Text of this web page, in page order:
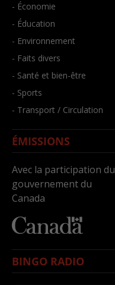
- Économie
- Éducation
- Environnement
- Faits divers
- Santé et bien-être
- Sports
- Transport / Circulation
ÉMISSIONS
Avec la participation du
gouvernement du
Canada
BINGO RADIO